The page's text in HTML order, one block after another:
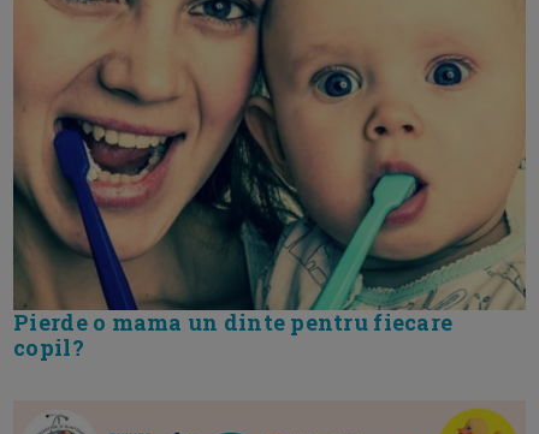
Pierde o mama un dinte pentru fiecare
copil?